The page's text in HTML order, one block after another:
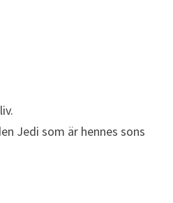
Jedi som är hennes sons